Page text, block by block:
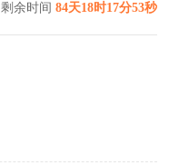
剩余时间 84天18时17分53秒